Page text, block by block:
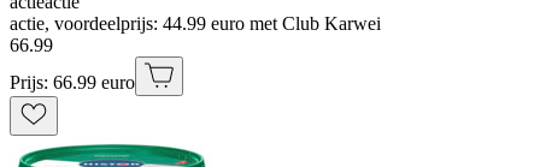
actie, voordeelprijs: 44.99 euro met Club Karwei
66.99
Prijs: 66.99 euro